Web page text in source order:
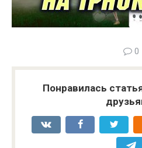
0
Понравилась